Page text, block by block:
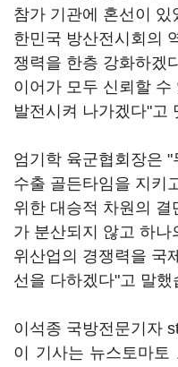
참가 기관에 혼선이 있
한민국 방산전시회의
쟁력을 한층 강화하겠
이어가 모두 신뢰할
발전시켜 나가겠다"고
엄기학 육군협회장은 "
수출 골든타임을 지키
위한 대승적 차원의 결
가 분산되지 않고 하
위산업의 경쟁력을 국
선을 다하겠다"고 말했
이석종 국방전문기자
이 기사는 뉴스토마